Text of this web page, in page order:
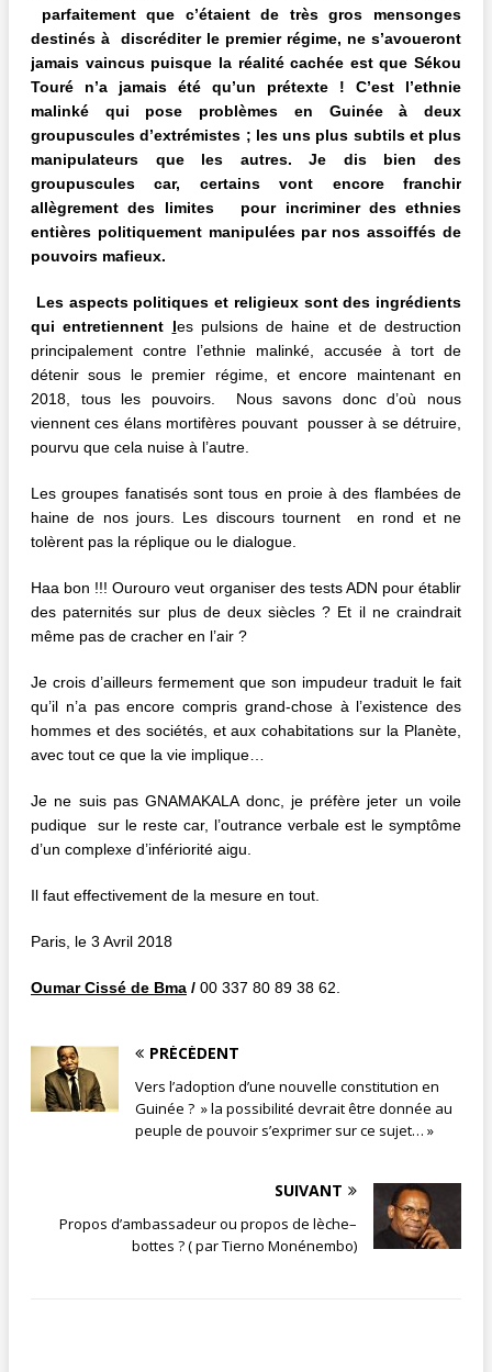
parfaitement que c’étaient de très gros mensonges
destinés à discréditer le premier régime, ne s’avoueront
jamais vaincus puisque la réalité cachée est que Sékou
Touré n’a jamais été qu’un prétexte ! C’est l’ethnie
malinké qui pose problèmes en Guinée à deux
groupuscules d’extrémistes ; les uns plus subtils et plus
manipulateurs que les autres. Je dis bien des
groupuscules car, certains vont encore franchir
allègrement des limites pour incriminer des ethnies
entières politiquement manipulées par nos assoiffés de
pouvoirs mafieux.
Les aspects politiques et religieux sont des ingrédients
qui entretiennent les pulsions de haine et de destruction
principalement contre l’ethnie malinké, accusée à tort de
détenir sous le premier régime, et encore maintenant en
2018, tous les pouvoirs. Nous savons donc d’où nous
viennent ces élans mortifères pouvant pousser à se détruire,
pourvu que cela nuise à l’autre.
Les groupes fanatisés sont tous en proie à des flambées de
haine de nos jours. Les discours tournent en rond et ne
tolèrent pas la réplique ou le dialogue.
Haa bon !!! Ourouro veut organiser des tests ADN pour établir
des paternités sur plus de deux siècles ? Et il ne craindrait
même pas de cracher en l’air ?
Je crois d’ailleurs fermement que son impudeur traduit le fait
qu’il n’a pas encore compris grand-chose à l’existence des
hommes et des sociétés, et aux cohabitations sur la Planète,
avec tout ce que la vie implique…
Je ne suis pas GNAMAKALA donc, je préfère jeter un voile
pudique sur le reste car, l’outrance verbale est le symptôme
d’un complexe d’infériorité aigu.
Il faut effectivement de la mesure en tout.
Paris, le 3 Avril 2018
Oumar Cissé de Bma / 00 337 80 89 38 62.
PRÉCÉDENT
Vers l’adoption d’une nouvelle constitution en
Guinée ? » la possibilité devrait être donnée au
peuple de pouvoir s’exprimer sur ce sujet… »
SUIVANT
Propos d’ambassadeur ou propos de lèche–
bottes ? ( par Tierno Monénembo)